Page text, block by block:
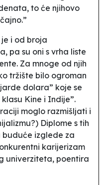
, to će njihovo
i od broja
pa su oni s vrha liste
Za mnoge od njih
tržište bilo ogroman
dolara” koje se
Kine i Indije”.
moglo razmišljati i
Diplome s tih
izglede za
karijerizam
univerziteta, poentira